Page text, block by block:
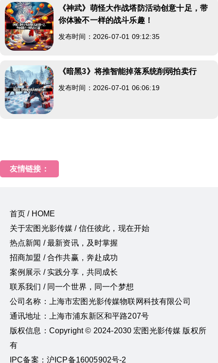
《神武》萌怪大作战塔防活动创意十足，带
你体验不一样的战斗乐趣！
发布时间：2026-07-01 09:12:35
《暗黑3》将推智能掉落系统削弱拍卖行
发布时间：2026-07-01 06:06:19
友情链接：
首页 / HOME
关于宏图光影传媒 / 信任彼此，现在开始
热点新闻 / 最新资讯，及时掌握
招商加盟 / 合作共赢，奔赴成功
案例展示 / 实践分享，共同成长
联系我们 / 同一个世界，同一个梦想
公司名称：上海市宏图光影传媒物联网科技有限公司
通讯地址：上海市浦东新区和平路207号
版权信息：Copyright © 2024-2030 宏图光影传媒 版权所
有
IPC备案：沪ICP备16005902号-2